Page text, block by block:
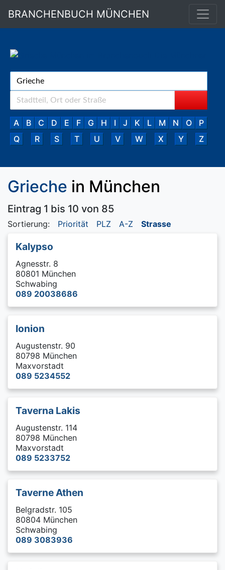
BRANCHENBUCH MÜNCHEN
A B C D E F G H I J K L M N O
P
Q
R S T U V W X Y Z
Grieche in München
Eintrag 1 bis 10 von 85
Sortierung: Priorität PLZ A-Z Strasse
Kalypso
Agnesstr. 8
80801 München
Schwabing
089 20038686
Ionion
Augustenstr. 90
80798 München
Maxvorstadt
089 5234552
Taverna Lakis
Augustenstr. 114
80798 München
Maxvorstadt
089 5233752
Taverne Athen
Belgradstr. 105
80804 München
Schwabing
089 3083936